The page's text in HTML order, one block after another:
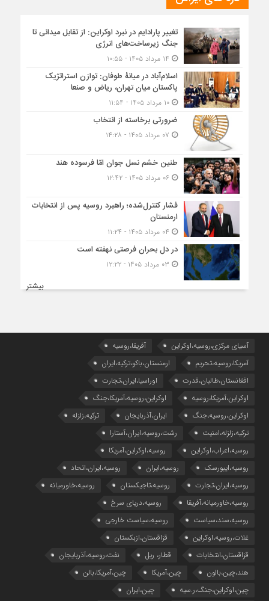
تغییر پارادایم در نبرد اوکراین: از تقابل میدانی تا
جنگ زیرساخت‌های انرژی
اسلام‌آباد در میانۀ طوفان: توازن استراتژیک
پاکستان میان تهران، ریاض و صنعا
۱۰ مرداد ۱۴۰۵ - ۱۱:۵۴
ضرورتی برخاسته از انتخاب
طنین خشم نسل جوان امّا فرسوده هند
۰۶ مرداد ۱۴۰۵ - ۱۲:۴۲
فشار کنترل‌شده؛ راهبرد روسیه پس از انتخابات
ارمنستان
در دل بحران فرصتی نهفته است
بیشتر
آسیای مرکزی،روسیه،اوکراین
آفریقا،روسیه
آمریکا،روسیه،تحریم
ارمنستان،باکو،ترکیه،ایران
افغانستان،طالبان،قدرت
اوراسیا،ایران،تجارت
اوکراین،آمریکا،روسیه
اوکراین،روسیه،آمریکا،جنگ
اوکراین،روسیه،جنگ
ایران،آذربایجان
ترکیه،زلزله
ترکیه،زلزله،امنیت
رشت،روسیه،ایران،آستارا
روسیه،اعراب،اوکراین
روسیه،اوکراین،آمریکا
روسیه،ایبورسک
روسیه،ایران
روسیه،ایران،اتحاد
روسیه،ایران،تجارت
روسیه،تاجیکستان
روسیه،خاورمیانه
روسیه،خاورمیانه،آفریقا
روسیه،دریای سرخ
روسیه،سند،سیاست
روسیه،سیاست خارجی
غلات،روسیه،اوکراین
قزاقستان،ازبکستان
قزاقستان،انتخابات
قطار، ریل
نفت،روسیه،آذربایجان
هند،چین،بالون
چین،آمریکا
چین،آمریکا،بالن
چین،اوکراین،جنگ،ر.سیه
چین،ایران